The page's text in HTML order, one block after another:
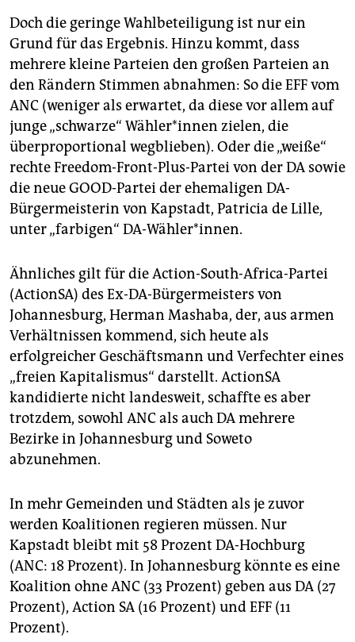
Doch die geringe Wahlbeteiligung ist nur ein
Grund für das Ergebnis. Hinzu kommt, dass
mehrere kleine Parteien den großen Parteien an
den Rändern Stim­men abnahmen: So die EFF vom
ANC (weniger als erwartet, da diese vor allem auf
junge „schwarze“ Wäh­le­r*in­nen zielen, die
überproportional ­wegblieben). Oder die „weiße“
rechte Freedom-Front-Plus-Partei von der DA sowie
die neue GOOD-Partei der ehemaligen DA-
Bürgermeisterin von Kapstadt, Patricia de Lille,
unter „farbigen“ DA-Wähler*innen.
Ähnliches gilt für die Action-South-Africa-Partei
(ActionSA) des Ex-DA-Bürgermeisters von
Johannesburg, Herman Ma­shaba, der, aus armen
Verhältnissen kommend, sich heute als
erfolgreicher Geschäftsmann und Verfechter eines
„freien Kapitalismus“ darstellt. ActionSA
kandidierte nicht landesweit, schaffte es aber
trotzdem, sowohl ANC als auch DA mehrere
Bezirke in Johannesburg und Soweto
abzunehmen.
In mehr Gemeinden und Städten als je zuvor
werden Koalitionen regieren müssen. Nur
Kapstadt bleibt mit 58 Prozent DA-Hochburg
(ANC: 18 Prozent). In Johannesburg könnte es eine
Koalition ohne ANC (33 Prozent) geben aus DA (27
Prozent), Action SA (16 Prozent) und EFF (11
Prozent).